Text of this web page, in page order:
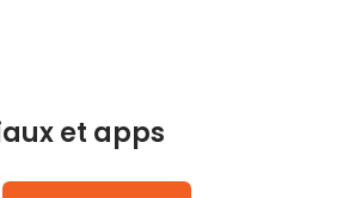
et apps